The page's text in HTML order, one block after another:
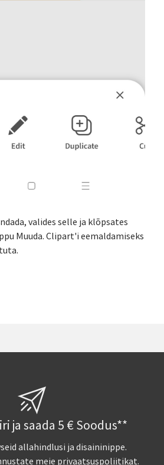
valides selle ja klõpsates
Muuda. Clipart'i eemaldamiseks
ja saada 5 € Soodus**
allahindlusi ja disaininippe.
meie privaatsuspoliitikat.